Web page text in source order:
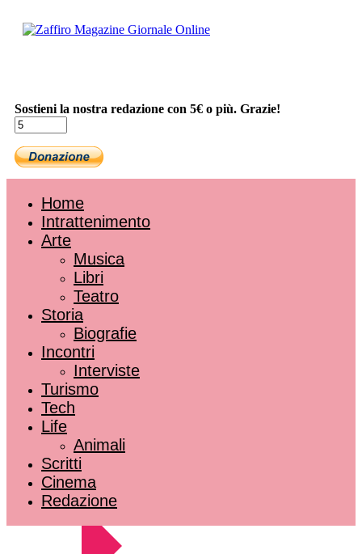
Sostieni la nostra redazione con 5€ o più. Grazie!
Home
Intrattenimento
Arte
Musica
Libri
Teatro
Storia
Biografie
Incontri
Interviste
Turismo
Tech
Life
Animali
Scritti
Cinema
Redazione